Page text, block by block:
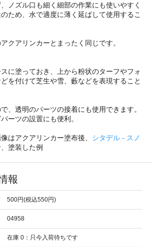
ノズル口も細く細部の作業にも使いやすく
ため、水で適度に薄く延ばして使用するこ
クアリンカーとまったく同じです。
に塗っておき、上から粉状のターフやフォ
を付けて芝生や雪、藪などを表現すること
、透明のパーツの接着にも使用できます。
ーツの設置にも便利。
はアクアリンカー塗布後、 シタデル - スノ
塗装した例
報
500円(税込550円)
04958
在庫 0：只今入荷待ちです